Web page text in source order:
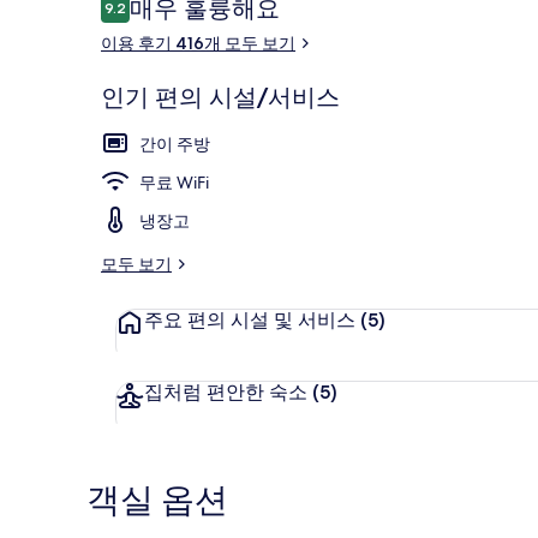
용
후
9.210점 만점 중 9.2점.
매우 훌륭해요
이용 후기 416개 모두 보기
인기 편의 시설/서비스
간이 주방
무료 WiFi
냉장고
모두 보기
주요 편의 시설 및 서비스 (5)
집처럼 편안한 숙소 (5)
객실 옵션